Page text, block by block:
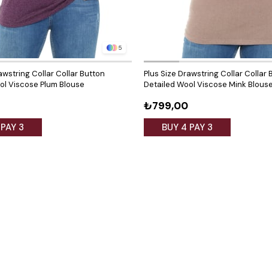
5
Collar Collar Button
Viscose Plum Blouse
3
Plus Size Drawstring Collar Collar
Detailed Wool Viscose Mink Blouse
₺799,00
BUY 4 PAY 3